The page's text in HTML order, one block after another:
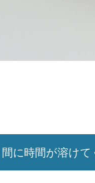
に時間が溶けて